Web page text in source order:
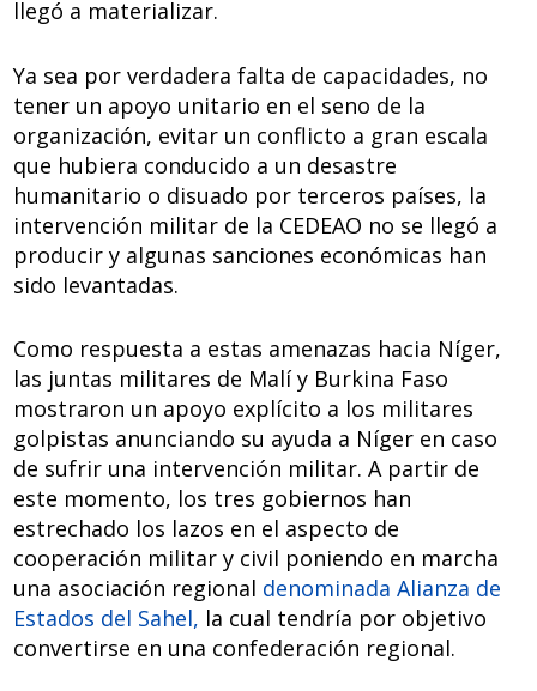
llegó a materializar.
Ya sea por verdadera falta de capacidades, no
tener un apoyo unitario en el seno de la
organización, evitar un conflicto a gran escala
que hubiera conducido a un desastre
humanitario o disuado por terceros países, la
intervención militar de la CEDEAO no se llegó a
producir y algunas sanciones económicas han
sido levantadas.
Como respuesta a estas amenazas hacia Níger,
las juntas militares de Malí y Burkina Faso
mostraron un apoyo explícito a los militares
golpistas anunciando su ayuda a Níger en caso
de sufrir una intervención militar. A partir de
este momento, los tres gobiernos han
estrechado los lazos en el aspecto de
cooperación militar y civil poniendo en marcha
una asociación regional denominada Alianza de
Estados del Sahel, la cual tendría por objetivo
convertirse en una confederación regional.